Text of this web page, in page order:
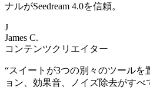
ナルがSeedream 4.0を信頼。
J
James C.
コンテンツクリエイター
“スイートが3つの別々のツールを
ョン、効果音、ノイズ除去がすべ